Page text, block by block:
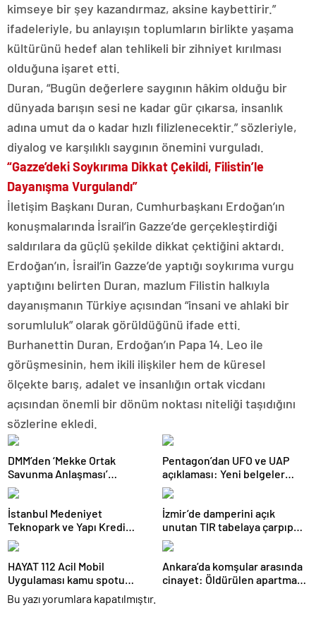
kimseye bir şey kazandırmaz, aksine kaybettirir.”
ifadeleriyle, bu anlayışın toplumların birlikte yaşama
kültürünü hedef alan tehlikeli bir zihniyet kırılması
olduğuna işaret etti.
Duran, “Bugün değerlere saygının hâkim olduğu bir
dünyada barışın sesi ne kadar gür çıkarsa, insanlık
adına umut da o kadar hızlı filizlenecektir.” sözleriyle,
diyalog ve karşılıklı saygının önemini vurguladı.
“Gazze’deki Soykırıma Dikkat Çekildi, Filistin’le
Dayanışma Vurgulandı”
İletişim Başkanı Duran, Cumhurbaşkanı Erdoğan’ın
konuşmalarında İsrail’in Gazze’de gerçekleştirdiği
saldırılara da güçlü şekilde dikkat çektiğini aktardı.
Erdoğan’ın, İsrail’in Gazze’de yaptığı soykırıma vurgu
yaptığını belirten Duran, mazlum Filistin halkıyla
dayanışmanın Türkiye açısından “insani ve ahlaki bir
sorumluluk” olarak görüldüğünü ifade etti.
Burhanettin Duran, Erdoğan’ın Papa 14. Leo ile
görüşmesinin, hem ikili ilişkiler hem de küresel
ölçekte barış, adalet ve insanlığın ortak vicdanı
açısından önemli bir dönüm noktası niteliği taşıdığını
sözlerine ekledi.
DMM’den ‘Mekke Ortak
Savunma Anlaşması’
iddialarına yalanlama
Pentagon’dan UFO ve UAP
açıklaması: Yeni belgeler
kamuoyuyla paylaşıldı
İstanbul Medeniyet
Teknopark ve Yapı Kredi
FRWRD’den açık inovasyon
buluşması
İzmir’de damperini açık
unutan TIR tabelaya çarpıp
devrildi: 1 yaralı
HAYAT 112 Acil Mobil
Uygulaması kamu spotu
yayında: 800 bin indirmeyi
aştı
Ankara’da komşular arasında
cinayet: Öldürülen apartman
Bu yazı yorumlara kapatılmıştır.